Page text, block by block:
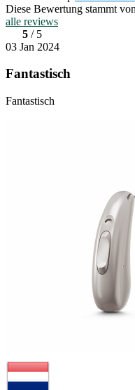
Diese Bewertung stammt
alle reviews
5 / 5
03 Jan 2024
Fantastisch
Fantastisch